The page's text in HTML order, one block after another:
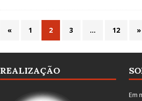
« 1 2 3 … 12 »
REALIZAÇÃO
Em